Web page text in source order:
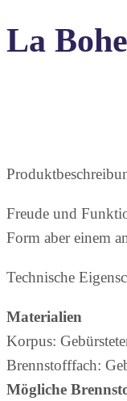
La
Freude und
Form aber einem
Technische
Materialien
Korpus:
Brennstofffach:
Mögliche